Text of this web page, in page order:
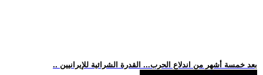
.. بعد خمسة أشهر من اندلاع الحرب... القدرة الشرائية للإيرانيين